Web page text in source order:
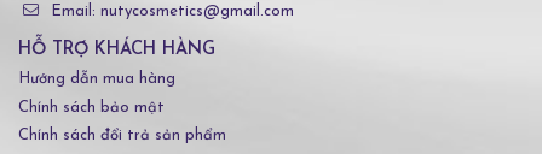
Email: nutycosmetics@gmail.com
HỖ TRỢ KHÁCH HÀNG
Hướng dẫn mua hàng
Chính sách bảo mật
Chính sách đổi trả sản phẩm